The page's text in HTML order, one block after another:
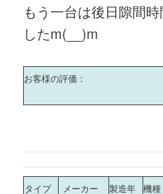
もう一台は後日隙間
したm(__)m
お客様の評価：
タイプ メーカー 製造年 機種